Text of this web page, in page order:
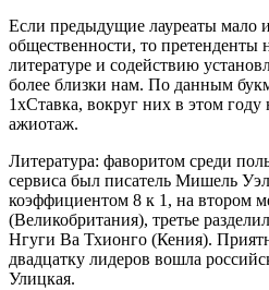
Если предыдущие лауреаты мало
общественности, то
литературе и содействию
более близки нам. По данным
1хСтавка, вокруг них в этом
ажиотаж.
Литература: фаворитом среди
сервиса был писатель Мишель
коэффициентом 8 к 1, на втором
(Великобритания), третье
Нгуги Ва Тхионго (Кения).
двадцатку лидеров вошла
Улицкая.